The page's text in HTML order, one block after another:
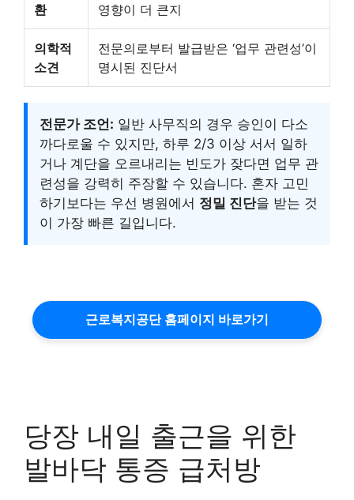
환
영향이 더 큰지
의학적
소견
전문의로부터 발급받은 ‘업무 관련성’이
명시된 진단서
전문가 조언: 일반 사무직의 경우 승인이 다소
까다로울 수 있지만, 하루 2/3 이상 서서 일하
거나 계단을 오르내리는 빈도가 잦다면 업무 관
련성을 강력히 주장할 수 있습니다. 혼자 고민
하기보다는 우선 병원에서 정밀 진단을 받는 것
이 가장 빠른 길입니다.
근로복지공단 홈페이지 바로가기
당장 내일 출근을 위한
발바닥 통증 급처방